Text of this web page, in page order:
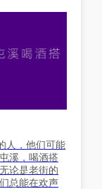
人，他们可能
溪，喝酒搭
论是老街的
总能在欢声